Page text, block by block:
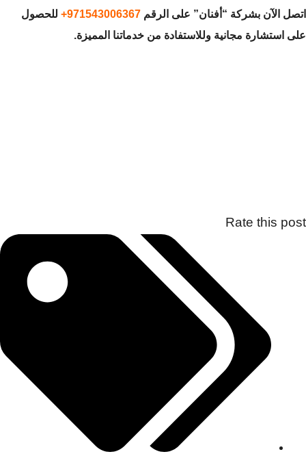
اتصل الآن بشركة “أفنان” على الرقم 971543006367+
للحصول
على استشارة مجانية وللاستفادة من خدماتنا المميزة.
Rate this post